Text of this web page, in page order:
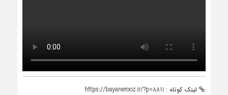
لینک کوتاه : https://bayanerooz.ir/?p=8811